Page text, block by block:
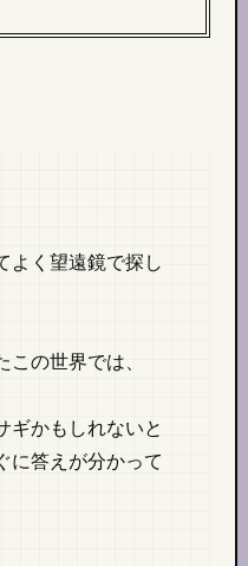
よく望遠鏡で探し
の世界では、
ギかもしれないと
に答えが分かって